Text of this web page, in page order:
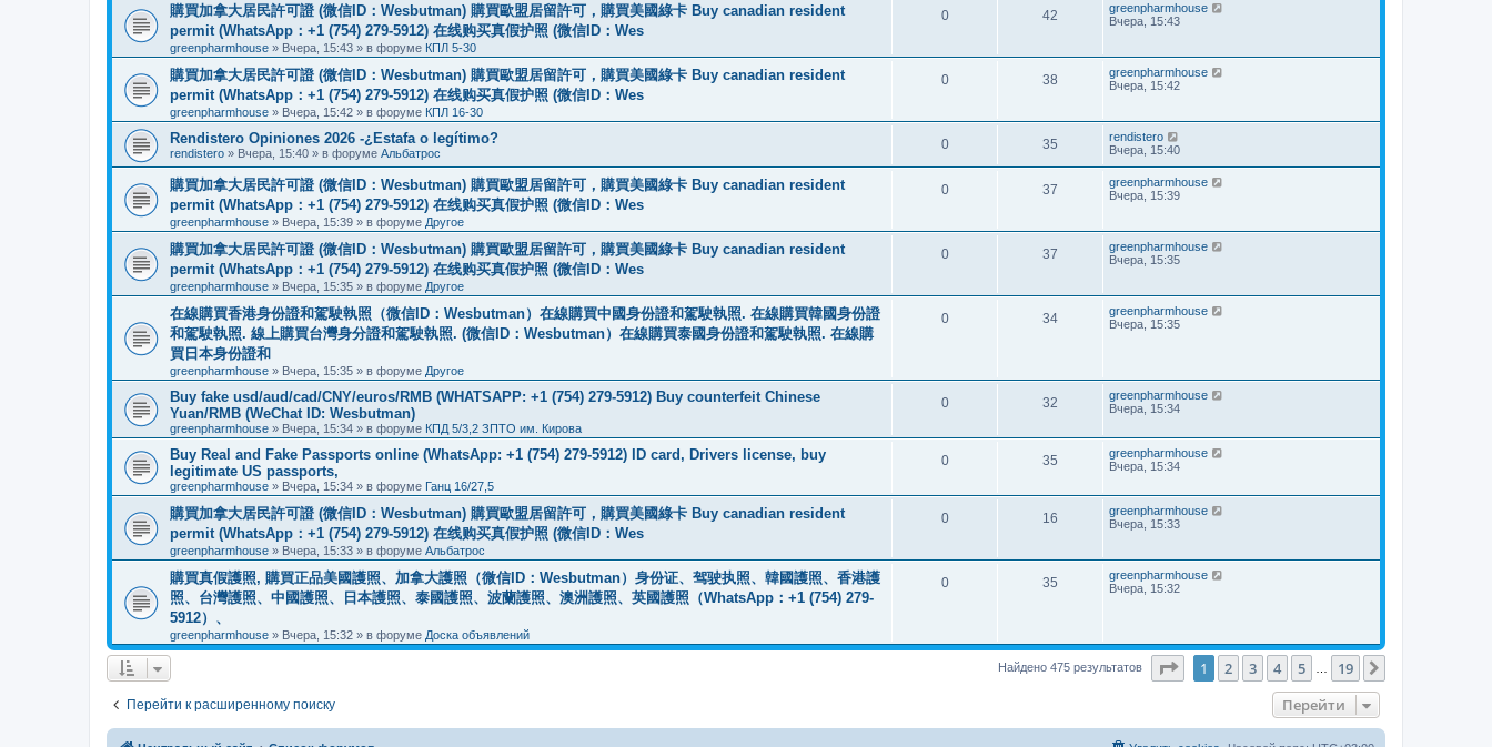
購買加拿大居民許可證 (微信ID：Wesbutman) 購買歐盟居留許可，購買美國綠卡 Buy canadian resident
permit (WhatsApp：+1 (754) 279-5912) 在线购买真假护照 (微信ID：Wes
greenpharmhouse » Вчера, 15:43 » в форуме КПЛ 5-30
0 42
greenpharmhouse
Вчера, 15:43
購買加拿大居民許可證 (微信ID：Wesbutman) 購買歐盟居留許可，購買美國綠卡 Buy canadian resident
permit (WhatsApp：+1 (754) 279-5912) 在线购买真假护照 (微信ID：Wes
greenpharmhouse » Вчера, 15:42 » в форуме КПЛ 16-30
0 38
greenpharmhouse
Вчера, 15:42
Rendistero Opiniones 2026 -¿Estafa o legítimo?
rendistero » Вчера, 15:40 » в форуме Альбатрос
0 35
rendistero
Вчера, 15:40
購買加拿大居民許可證 (微信ID：Wesbutman) 購買歐盟居留許可，購買美國綠卡 Buy canadian resident
permit (WhatsApp：+1 (754) 279-5912) 在线购买真假护照 (微信ID：Wes
greenpharmhouse » Вчера, 15:39 » в форуме Другое
0 37
greenpharmhouse
Вчера, 15:39
購買加拿大居民許可證 (微信ID：Wesbutman) 購買歐盟居留許可，購買美國綠卡 Buy canadian resident
permit (WhatsApp：+1 (754) 279-5912) 在线购买真假护照 (微信ID：Wes
greenpharmhouse » Вчера, 15:35 » в форуме Другое
0 37
greenpharmhouse
Вчера, 15:35
在線購買香港身份證和駕駛執照（微信ID：Wesbutman）在線購買中國身份證和駕駛執照. 在線購買韓國身份證
和駕駛執照. 線上購買台灣身分證和駕駛執照. (微信ID：Wesbutman）在線購買泰國身份證和駕駛執照. 在線購
買日本身份證和
greenpharmhouse » Вчера, 15:35 » в форуме Другое
0 34
greenpharmhouse
Вчера, 15:35
Buy fake usd/aud/cad/CNY/euros/RMB (WHATSAPP: +1 (754) 279-5912) Buy counterfeit Chinese
Yuan/RMB (WeChat ID: Wesbutman)
greenpharmhouse » Вчера, 15:34 » в форуме КПД 5/3,2 ЗПТО им. Кирова
0 32
greenpharmhouse
Вчера, 15:34
Buy Real and Fake Passports online (WhatsApp: +1 (754) 279-5912) ID card, Drivers license, buy
legitimate US passports,
greenpharmhouse » Вчера, 15:34 » в форуме Ганц 16/27,5
0 35
greenpharmhouse
Вчера, 15:34
購買加拿大居民許可證 (微信ID：Wesbutman) 購買歐盟居留許可，購買美國綠卡 Buy canadian resident
permit (WhatsApp：+1 (754) 279-5912) 在线购买真假护照 (微信ID：Wes
greenpharmhouse » Вчера, 15:33 » в форуме Альбатрос
0 16
greenpharmhouse
Вчера, 15:33
購買真假護照, 購買正品美國護照、加拿大護照（微信ID：Wesbutman）身份证、驾驶执照、韓國護照、香港護
照、台灣護照、中國護照、日本護照、泰國護照、波蘭護照、澳洲護照、英國護照（WhatsApp：+1 (754) 279-
5912）、
greenpharmhouse » Вчера, 15:32 » в форуме Доска объявлений
0 35
greenpharmhouse
Вчера, 15:32
Найдено 475 результатов Страница1 из 19
1 2 3 4 5 19
Перейти к расширенному поиску Перейти